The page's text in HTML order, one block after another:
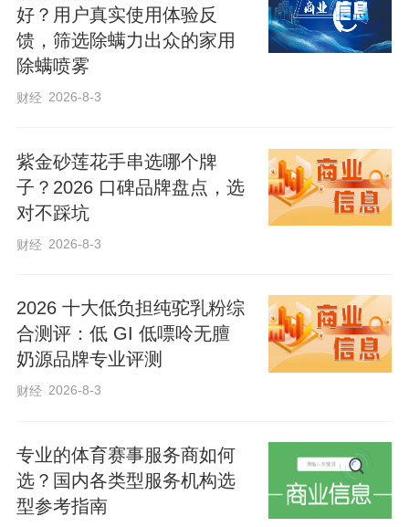
好？用户真实使用体验反
馈，筛选除螨力出众的家用
除螨喷雾
财经 2026-8-3
紫金砂莲花手串选哪个牌
子？2026 口碑品牌盘点，选
对不踩坑
财经 2026-8-3
2026 十大低负担纯驼乳粉综
合测评：低 GI 低嘌呤无膻
奶源品牌专业评测
财经 2026-8-3
专业的体育赛事服务商如何
选？国内各类型服务机构选
型参考指南